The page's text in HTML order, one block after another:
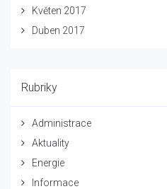
Květen 2017
Duben 2017
Rubriky
Administrace
Aktuality
Energie
Informace